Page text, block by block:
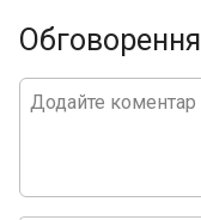
Обговорення